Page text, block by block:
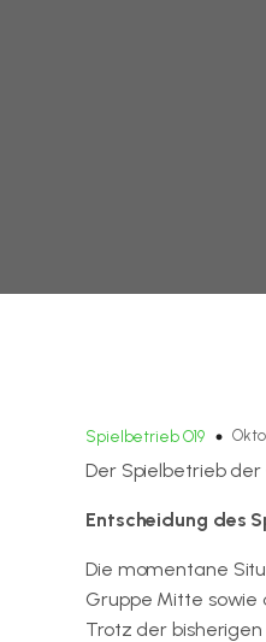
Spielbetrieb O19
Der Spielbetrieb der
Entscheidung des
Die momentane
Gruppe Mitte sowie
Trotz der